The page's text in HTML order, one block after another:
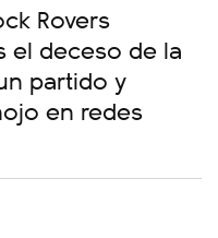
Rovers
el deceso de la
partido y
en redes